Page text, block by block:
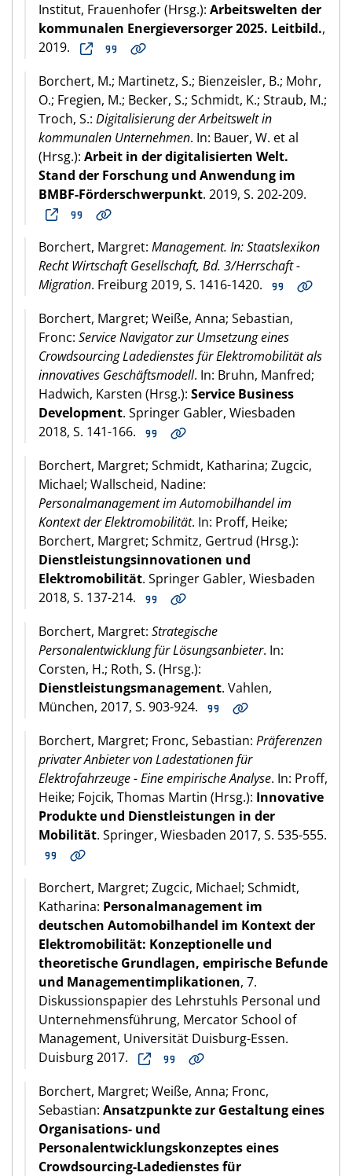
Institut, Frauenhofer (Hrsg.): Arbeitswelten der
kommunalen Energieversorger 2025. Leitbild.,
2019.
Borchert, M.; Martinetz, S.; Bienzeisler, B.; Mohr,
O.; Fregien, M.; Becker, S.; Schmidt, K.; Straub, M.;
Troch, S.: Digitalisierung der Arbeitswelt in
kommunalen Unternehmen. In: Bauer, W. et al
(Hrsg.): Arbeit in der digitalisierten Welt.
Stand der Forschung und Anwendung im
BMBF-Förderschwerpunkt. 2019, S. 202-209.
Borchert, Margret: Management. In: Staatslexikon
Recht Wirtschaft Gesellschaft, Bd. 3/Herrschaft -
Migration. Freiburg 2019, S. 1416-1420.
Borchert, Margret; Weiße, Anna; Sebastian,
Fronc: Service Navigator zur Umsetzung eines
Crowdsourcing Ladedienstes für Elektromobilität als
innovatives Geschäftsmodell. In: Bruhn, Manfred;
Hadwich, Karsten (Hrsg.): Service Business
Development. Springer Gabler, Wiesbaden
2018, S. 141-166.
Borchert, Margret; Schmidt, Katharina; Zugcic,
Michael; Wallscheid, Nadine:
Personalmanagement im Automobilhandel im
Kontext der Elektromobilität. In: Proff, Heike;
Borchert, Margret; Schmitz, Gertrud (Hrsg.):
Dienstleistungsinnovationen und
Elektromobilität. Springer Gabler, Wiesbaden
2018, S. 137-214.
Borchert, Margret: Strategische
Personalentwicklung für Lösungsanbieter. In:
Corsten, H.; Roth, S. (Hrsg.):
Dienstleistungsmanagement. Vahlen,
München, 2017, S. 903-924.
Borchert, Margret; Fronc, Sebastian: Präferenzen
privater Anbieter von Ladestationen für
Elektrofahrzeuge - Eine empirische Analyse. In: Proff,
Heike; Fojcik, Thomas Martin (Hrsg.): Innovative
Produkte und Dienstleistungen in der
Mobilität. Springer, Wiesbaden 2017, S. 535-555.
Borchert, Margret; Zugcic, Michael; Schmidt,
Katharina: Personalmanagement im
deutschen Automobilhandel im Kontext der
Elektromobilität: Konzeptionelle und
theoretische Grundlagen, empirische Befunde
und Managementimplikationen, 7.
Diskussionspapier des Lehrstuhls Personal und
Unternehmensführung, Mercator School of
Management, Universität Duisburg-Essen.
Duisburg 2017.
Borchert, Margret; Weiße, Anna; Fronc,
Sebastian: Ansatzpunkte zur Gestaltung eines
Organisations- und
Personalentwicklungskonzeptes eines
Crowdsourcing-Ladedienstes für